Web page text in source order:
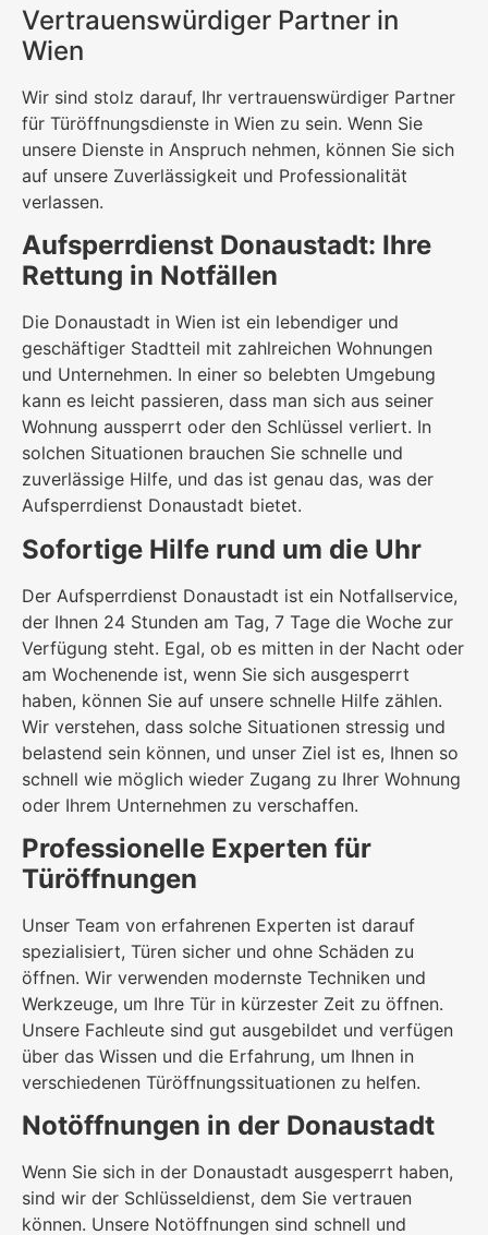
Vertrauenswürdiger Partner in
Wien
Wir sind stolz darauf, Ihr vertrauenswürdiger Partner
für Türöffnungsdienste in Wien zu sein. Wenn Sie
unsere Dienste in Anspruch nehmen, können Sie sich
auf unsere Zuverlässigkeit und Professionalität
verlassen.
Aufsperrdienst Donaustadt: Ihre
Rettung in Notfällen
Die Donaustadt in Wien ist ein lebendiger und
geschäftiger Stadtteil mit zahlreichen Wohnungen
und Unternehmen. In einer so belebten Umgebung
kann es leicht passieren, dass man sich aus seiner
Wohnung aussperrt oder den Schlüssel verliert. In
solchen Situationen brauchen Sie schnelle und
zuverlässige Hilfe, und das ist genau das, was der
Aufsperrdienst Donaustadt bietet.
Sofortige Hilfe rund um die Uhr
Der Aufsperrdienst Donaustadt ist ein Notfallservice,
der Ihnen 24 Stunden am Tag, 7 Tage die Woche zur
Verfügung steht. Egal, ob es mitten in der Nacht oder
am Wochenende ist, wenn Sie sich ausgesperrt
haben, können Sie auf unsere schnelle Hilfe zählen.
Wir verstehen, dass solche Situationen stressig und
belastend sein können, und unser Ziel ist es, Ihnen so
schnell wie möglich wieder Zugang zu Ihrer Wohnung
oder Ihrem Unternehmen zu verschaffen.
Professionelle Experten für
Türöffnungen
Unser Team von erfahrenen Experten ist darauf
spezialisiert, Türen sicher und ohne Schäden zu
öffnen. Wir verwenden modernste Techniken und
Werkzeuge, um Ihre Tür in kürzester Zeit zu öffnen.
Unsere Fachleute sind gut ausgebildet und verfügen
über das Wissen und die Erfahrung, um Ihnen in
verschiedenen Türöffnungssituationen zu helfen.
Notöffnungen in der Donaustadt
Wenn Sie sich in der Donaustadt ausgesperrt haben,
sind wir der Schlüsseldienst, dem Sie vertrauen
können. Unsere Notöffnungen sind schnell und